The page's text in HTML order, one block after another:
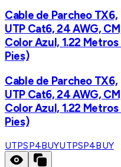
Cable de Parcheo TX6,
UTP Cat6, 24 AWG,
Color Azul, 1.22
Pies)
Cable de Parcheo TX6,
UTP Cat6, 24 AWG,
Color Azul, 1.22
Pies)
UTPSP4BUYUTPSP4BUY